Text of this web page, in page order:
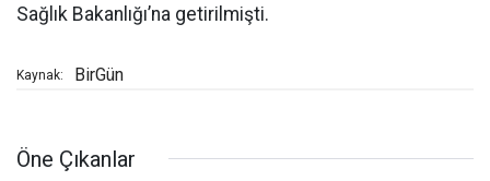
Sağlık Bakanlığı’na getirilmişti.
Kaynak: BirGün
Öne Çıkanlar